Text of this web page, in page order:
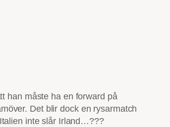
han måste ha en forward på
Det blir dock en rysarmatch
inte slår Irland…???